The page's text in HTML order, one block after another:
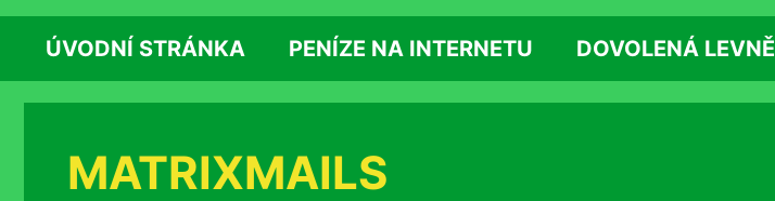
ÚVODNÍ STRÁNKA PENÍZE NA INTERNETU DOVOLENÁ LEVNĚ
MATRIXMAILS